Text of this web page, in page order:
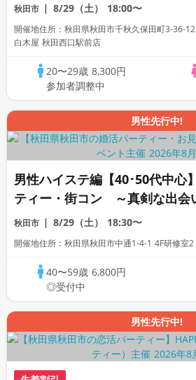
秋田市 8/29（土） 18:00〜
開催地住所：秋田県秋田市千秋久保田町3-36-
白木屋 秋田西口駅前店
20〜29歳 8,300円
参加者調整中
男性先行中!
男性ハイステ編【40･50代中心
ティー・街コン ～真剣な出会
秋田市 8/29（土） 18:30〜
開催地住所：秋田県秋田市中通1-4-1 4F研修室2
40〜59歳 6,800円
◎受付中
男性先行中!